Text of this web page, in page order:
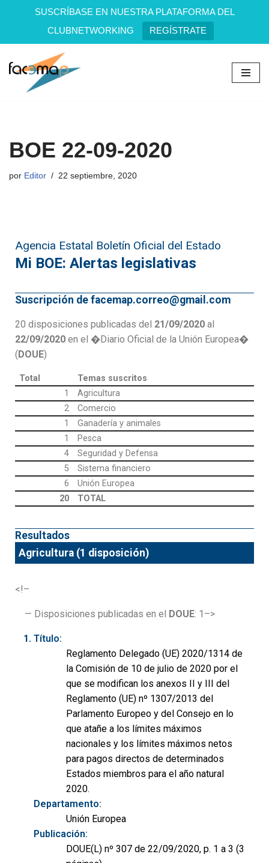
SUSCRÍBASE EN NUESTRA PLATAFORMA DEL
CLUBNETWORKING
REGÍSTRATE
Saltar
BOE 22-09-2020
por Editor 22 septiembre, 2020
Agencia Estatal Boletín Oficial del Estado
Mi BOE: Alertas legislativas
Suscripción de facemap.correo@gmail.com
20 disposiciones publicadas del 21/09/2020 al
22/09/2020 en el �Diario Oficial de la Unión Europea�
( DOUE)
Total
Temas suscritos
1
Agricultura
2
Comercio
1
Ganadería y animales
1
Pesca
4
Seguridad y Defensa
5
Sistema financiero
6
Unión Europea
20
TOTAL
Resultados
Agricultura (1 disposición)
<!–
— Disposiciones publicadas en el DOUE: 1–>
Título:
Reglamento Delegado (UE) 2020/1314 de
la Comisión de 10 de julio de 2020 por el
que se modifican los anexos II y III del
Reglamento (UE) nº 1307/2013 del
Parlamento Europeo y del Consejo en lo
que atañe a los límites máximos
nacionales y los límites máximos netos
para pagos directos de determinados
Estados miembros para el año natural
2020.
Departamento:
Unión Europea
Publicación:
DOUE(L) nº 307 de 22/09/2020, p. 1 a 3 (3